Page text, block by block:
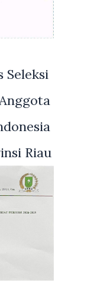
Seleksi
Riau